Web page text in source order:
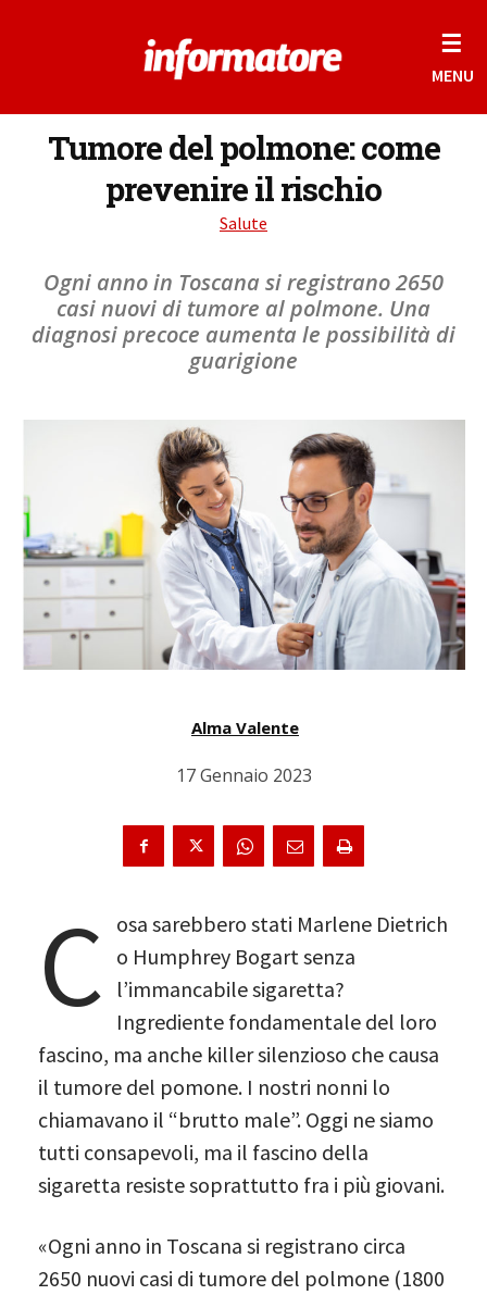
☰
MENU
Tumore del polmone: come
prevenire il rischio
Salute
Ogni anno in Toscana si registrano 2650
casi nuovi di tumore al polmone. Una
diagnosi precoce aumenta le possibilità di
guarigione
Alma Valente
17 Gennaio 2023
C osa sarebbero stati Marlene Dietrich
o Humphrey Bogart senza
l’immancabile sigaretta?
Ingrediente fondamentale del loro
fascino, ma anche killer silenzioso che causa
il tumore del pomone. I nostri nonni lo
chiamavano il “brutto male”. Oggi ne siamo
tutti consapevoli, ma il fascino della
sigaretta resiste soprattutto fra i più giovani.
«Ogni anno in Toscana si registrano circa
2650 nuovi casi di tumore del polmone (1800